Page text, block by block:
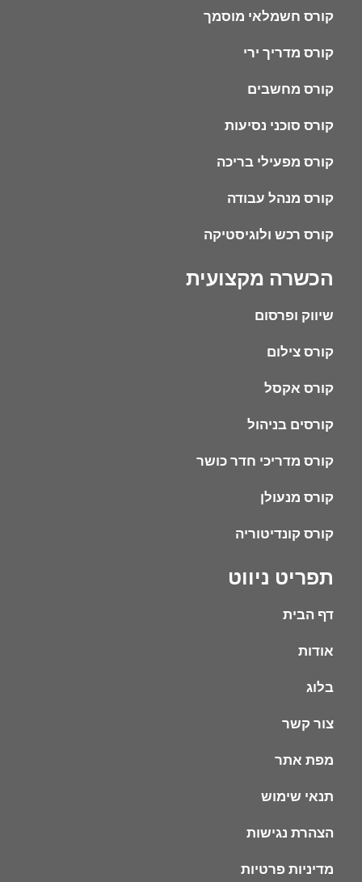
תפריט ניווט
דף הבית
אודות
בלוג
צור קשר
מפת אתר
תנאי שימוש
הצהרת נגישות
מדיניות פרטיות
הכשרה מקצועית
שיווק ופרסום
קורס צילום
קורס אקסל
קורסים בניהול
קורס מדריכי חדר כושר
קורס מנעולן
קורס קונדיטוריה
קורס חשמלאי מוסמך
קורס מדריך ירי
קורס מחשבים
קורס סוכני נסיעות
קורס מפעילי בריכה
קורס מנהל עבודה
קורס רכש ולוגיסטיקה